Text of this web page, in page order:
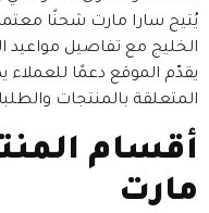
يُتيح سارا مارت شحنًا
الخليج مع تفاصيل
يقدّم الموقع دعمًا للعملاء
المتعلقة بالمنتجات
أقسام
مارت